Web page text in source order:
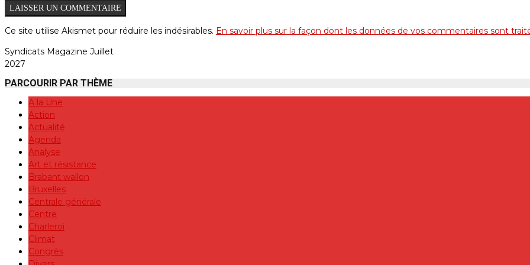
Ce site utilise Akismet pour réduire les indésirables. En savoir plus sur la façon dont les données de vos commentaires sont
Syndicats Magazine Juillet
2027
PARCOURIR PAR THÈME
A la Une
Action
Actualité
Agenda
Analyse
Art et résistance
Brabant wallon
Bruxelles
Centrale générale
Centre
Charleroi
Climat
Congrès